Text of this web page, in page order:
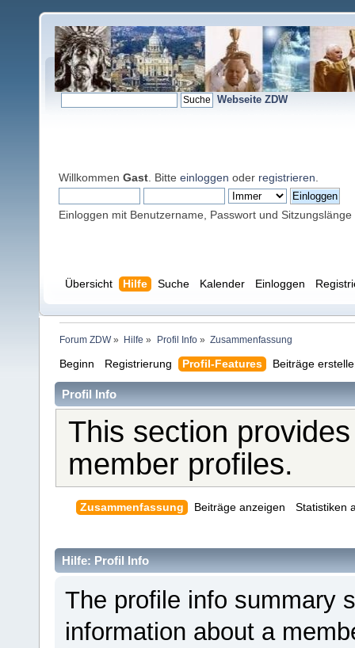
Webseite ZDW
Willkommen Gast . Bitte einloggen oder registrieren
Einloggen mit Benutzername, Passwort und Sitzungslänge
Übersicht Hilfe Suche Kalender Einloggen
Forum ZDW» Hilfe » Profil Info» Zusammenfassung
Beginn Registrierung Profil-Features Beiträge
Profil Info
This section
member profiles.
Zusammenfassung Beiträge anzeigen Statistiken
Hilfe: Profil Info
The profile info summary
information about a